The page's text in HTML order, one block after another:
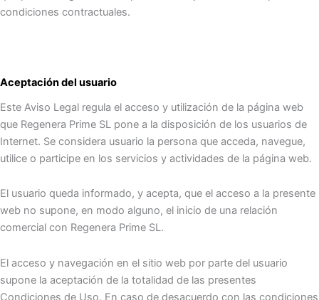
condiciones contractuales.
Aceptación del usuario
Este Aviso Legal regula el acceso y utilización de la página web
que Regenera Prime SL pone a la disposición de los usuarios de
Internet. Se considera usuario la persona que acceda, navegue,
utilice o participe en los servicios y actividades de la página web.
El usuario queda informado, y acepta, que el acceso a la presente
web no supone, en modo alguno, el inicio de una relación
comercial con Regenera Prime SL.
El acceso y navegación en el sitio web por parte del usuario
supone la aceptación de la totalidad de las presentes
Condiciones de Uso. En caso de desacuerdo con las condiciones